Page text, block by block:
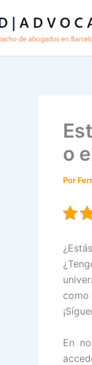
o
Por
¿Estás
En